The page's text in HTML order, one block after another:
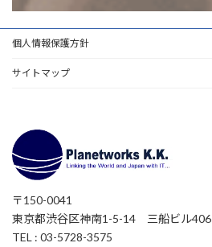
個人情報保護方針
サイトマップ
〒150-0041
東京都渋谷区神南1-5-14 三船ビル406
TEL : 03-5728-3575